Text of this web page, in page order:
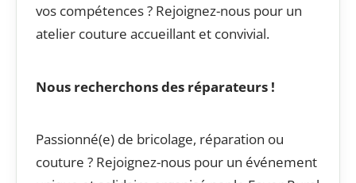
vos compétences ? Rejoignez-nous pour un
atelier couture accueillant et convivial.
Nous recherchons des réparateurs !
Passionné(e) de bricolage, réparation ou
couture ? Rejoignez-nous pour un événement